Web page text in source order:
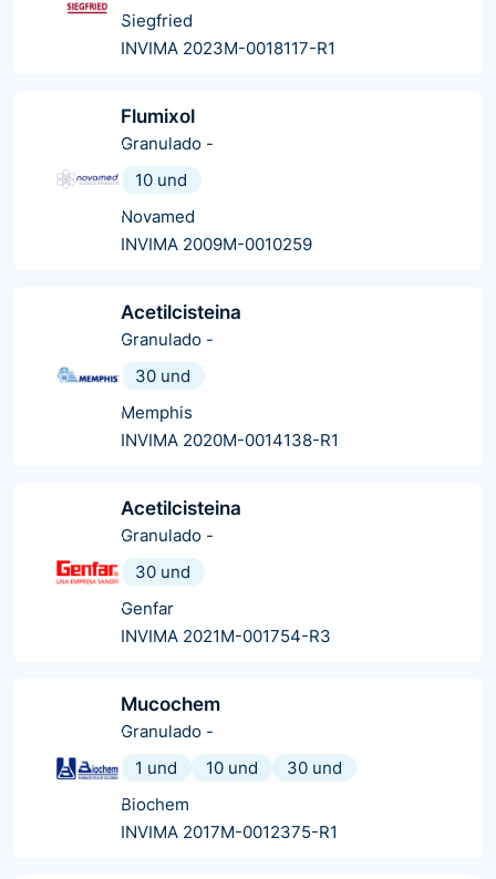
Siegfried
INVIMA 2023M-0018117-R1
Flumixol
Granulado -
10 und
Novamed
INVIMA 2009M-0010259
Acetilcisteina
Granulado -
30 und
Memphis
INVIMA 2020M-0014138-R1
Acetilcisteina
Granulado -
30 und
Genfar
INVIMA 2021M-001754-R3
Mucochem
Granulado -
1 und
10 und
30 und
Biochem
INVIMA 2017M-0012375-R1